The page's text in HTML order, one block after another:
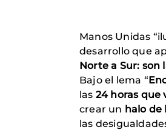
Manos Unidas
desarrollo que
Norte a Sur: son
Bajo el lema “
las 24 horas que
crear un halo de
las